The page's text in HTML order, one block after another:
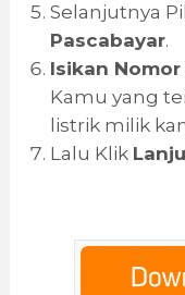
Selanjutnya
Pascabayar.
Isikan
Kamu yang
listrik milik
Lalu Klik